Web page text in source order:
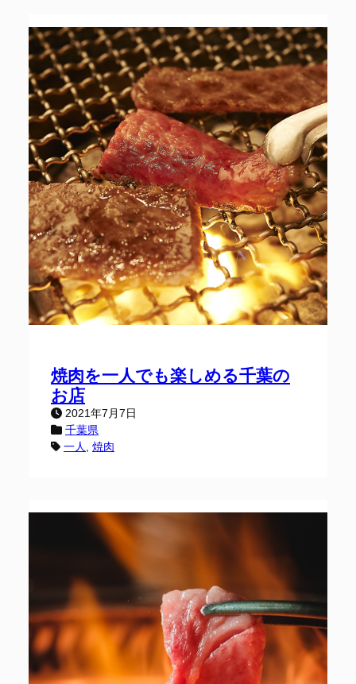
焼肉を一人でも楽しめる千葉の
お店
2021年7月7日
千葉県
一人
焼肉